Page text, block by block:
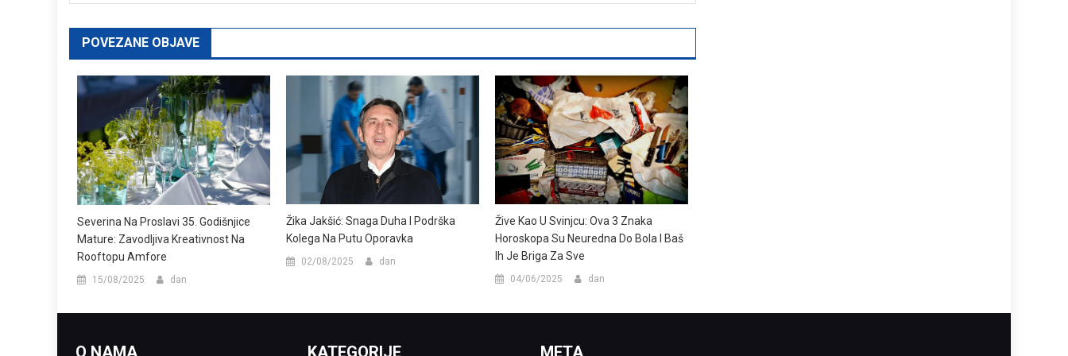
POVEZANE OBJAVE
Severina Na Proslavi 35. Godišnjice
Mature: Zavodljiva Kreativnost Na
Rooftopu Amfore
15/08/2025 dan
Žika Jakšić: Snaga Duha I Podrška
Kolega Na Putu Oporavka
02/08/2025 dan
Žive Kao U Svinjcu: Ova 3 Znaka
Horoskopa Su Neuredna Do Bola I Baš
Ih Je Briga Za Sve
04/06/2025 dan
O NAMA KATEGORIJE META